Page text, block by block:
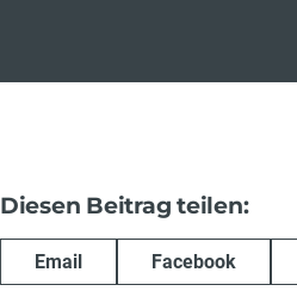
Diesen Beitrag teilen:
Email Facebook